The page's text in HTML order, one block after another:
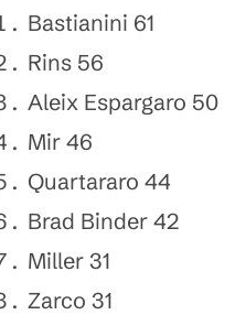
Bastianini 61
Rins 56
Aleix Espargaro 50
Mir 46
Quartararo 44
Brad Binder 42
Miller 31
Zarco 31